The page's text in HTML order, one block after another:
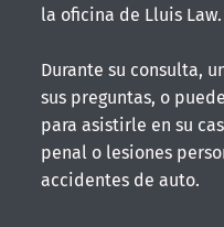
la oficina de Lluis Law.
Durante su consulta,
sus preguntas, o
para asistirle en su
penal o lesiones
accidentes de auto.